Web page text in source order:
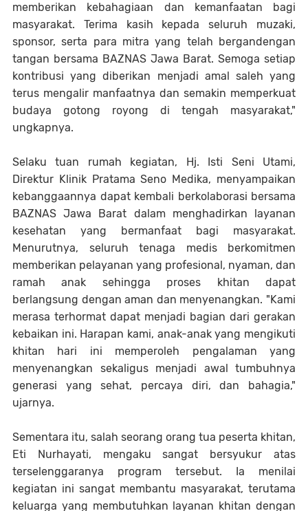
memberikan kebahagiaan dan kemanfaatan bagi
masyarakat. Terima kasih kepada seluruh muzaki,
sponsor, serta para mitra yang telah bergandengan
tangan bersama BAZNAS Jawa Barat. Semoga setiap
kontribusi yang diberikan menjadi amal saleh yang
terus mengalir manfaatnya dan semakin memperkuat
budaya gotong royong di tengah masyarakat,"
ungkapnya.
Selaku tuan rumah kegiatan, Hj. Isti Seni Utami,
Direktur Klinik Pratama Seno Medika, menyampaikan
kebanggaannya dapat kembali berkolaborasi bersama
BAZNAS Jawa Barat dalam menghadirkan layanan
kesehatan yang bermanfaat bagi masyarakat.
Menurutnya, seluruh tenaga medis berkomitmen
memberikan pelayanan yang profesional, nyaman, dan
ramah anak sehingga proses khitan dapat
berlangsung dengan aman dan menyenangkan. "Kami
merasa terhormat dapat menjadi bagian dari gerakan
kebaikan ini. Harapan kami, anak-anak yang mengikuti
khitan hari ini memperoleh pengalaman yang
menyenangkan sekaligus menjadi awal tumbuhnya
generasi yang sehat, percaya diri, dan bahagia,"
ujarnya.
Sementara itu, salah seorang orang tua peserta khitan,
Eti Nurhayati, mengaku sangat bersyukur atas
terselenggaranya program tersebut. Ia menilai
kegiatan ini sangat membantu masyarakat, terutama
keluarga yang membutuhkan layanan khitan dengan